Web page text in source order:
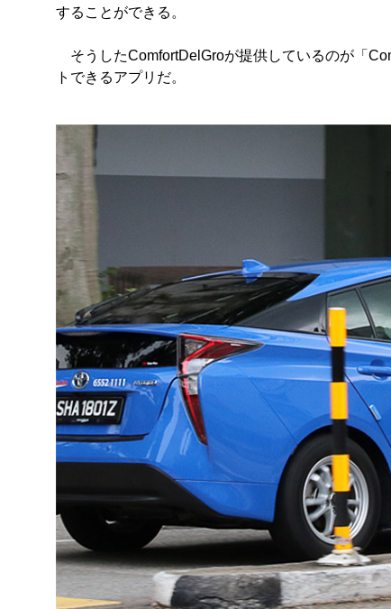
することができる。
そうしたComfortDelGroが提供しているのが「
トできるアプリだ。